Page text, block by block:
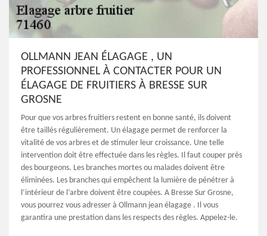
OLLMANN JEAN ÉLAGAGE , UN
PROFESSIONNEL À CONTACTER POUR UN
ÉLAGAGE DE FRUITIERS À BRESSE SUR
GROSNE
Pour que vos arbres fruitiers restent en bonne santé, ils doivent
être taillés régulièrement. Un élagage permet de renforcer la
vitalité de vos arbres et de stimuler leur croissance. Une telle
intervention doit être effectuée dans les règles. Il faut couper près
des bourgeons. Les branches mortes ou malades doivent être
éliminées. Les branches qui empêchent la lumière de pénétrer à
l’intérieur de l’arbre doivent être coupées. A Bresse Sur Grosne,
vous pourrez vous adresser à Ollmann jean élagage . Il vous
garantira une prestation dans les respects des règles. Appelez-le.